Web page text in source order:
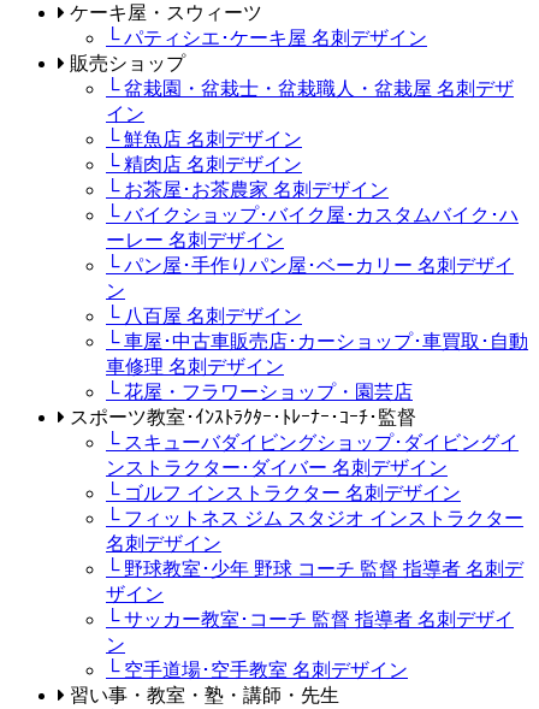
ケーキ屋・スウィーツ
└ パティシエ･ケーキ屋 名刺デザイン
販売ショップ
└ 盆栽園・盆栽士・盆栽職人・盆栽屋 名刺デザ
イン
└ 鮮魚店 名刺デザイン
└ 精肉店 名刺デザイン
└ お茶屋･お茶農家 名刺デザイン
└ バイクショップ･バイク屋･カスタムバイク･ハ
ーレー 名刺デザイン
└ パン屋･手作りパン屋･ベーカリー 名刺デザイ
ン
└ 八百屋 名刺デザイン
└ 車屋･中古車販売店･カーショップ･車買取･自動
車修理 名刺デザイン
└ 花屋・フラワーショップ・園芸店
スポーツ教室･ｲﾝｽﾄﾗｸﾀｰ･ﾄﾚｰﾅｰ･ｺｰﾁ･監督
└ スキューバダイビングショップ･ダイビングイ
ンストラクター･ダイバー 名刺デザイン
└ ゴルフ インストラクター 名刺デザイン
└ フィットネス ジム スタジオ インストラクター
名刺デザイン
└ 野球教室･少年 野球 コーチ 監督 指導者 名刺デ
ザイン
└ サッカー教室･コーチ 監督 指導者 名刺デザイ
ン
└ 空手道場･空手教室 名刺デザイン
習い事・教室・塾・講師・先生